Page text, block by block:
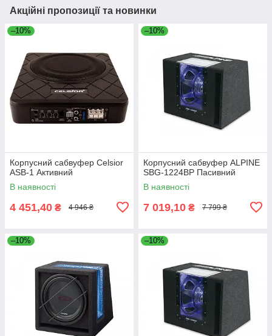
Акційні пропозиції та новинки
–10%
Корпусний сабвуфер Celsior
ASB-1 Активний
В наявності
4 451,40 ₴ 4 946 ₴
–10%
Корпусний сабвуфер ALPINE
SBG-1224BP Пасивний
В наявності
7 019,10 ₴ 7 799 ₴
–10% –10%